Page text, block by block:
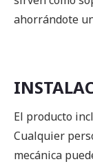
ahorrándote
El producto
Cualquier
mecánica